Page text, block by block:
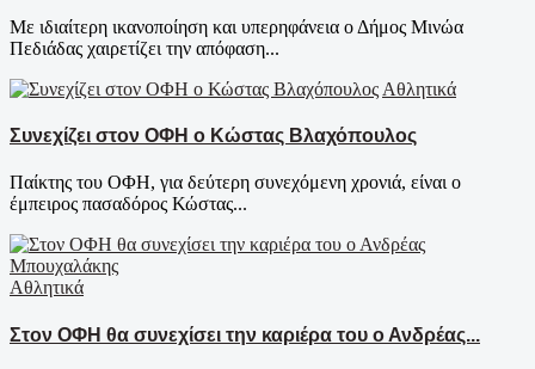
Με ιδιαίτερη ικανοποίηση και υπερηφάνεια ο Δήμος Μινώα
Πεδιάδας χαιρετίζει την απόφαση...
Αθλητικά
Συνεχίζει στον ΟΦΗ ο Κώστας Βλαχόπουλος
Παίκτης του ΟΦΗ, για δεύτερη συνεχόμενη χρονιά, είναι ο
έμπειρος πασαδόρος Κώστας...
Αθλητικά
Στον ΟΦΗ θα συνεχίσει την καριέρα του ο Ανδρέας...